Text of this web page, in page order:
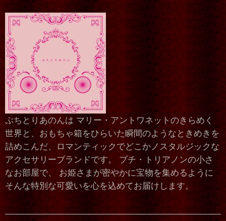
ぷちとりあのんは マリー・アントワネットのきらめく
世界と、おもちゃ箱をひらいた瞬間のようなときめきを
詰めこんだ、ロマンティックでどこかノスタルジックな
アクセサリーブランドです。 プチ・トリアノンの小さ
なお部屋で、 お姫さまが密やかに宝物を集めるように
そんな特別な可愛いを心を込めてお届けします。